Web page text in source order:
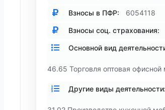
Взносы в ПФР: 6054118
Взносы соц. страхования:
Основной вид
46.65 Торговля оптовая
Другие виды деятельности: